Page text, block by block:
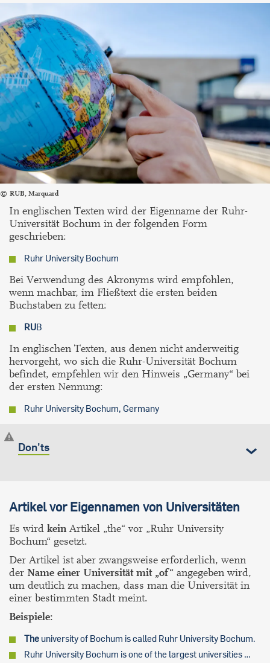
RUB, Marquard
In englischen Texten wird der Eigenname der Ruhr-
Universität Bochum in der folgenden Form
geschrieben:
Ruhr University Bochum
Bei Verwendung des Akronyms wird empfohlen,
wenn machbar, im Fließtext die ersten beiden
Buchstaben zu fetten:
RUB
In englischen Texten, aus denen nicht anderweitig
hervorgeht, wo sich die Ruhr-Universität Bochum
befindet, empfehlen wir den Hinweis „Germany“ bei
der ersten Nennung:
Ruhr University Bochum, Germany
Don'ts
Artikel vor Eigennamen von Universitäten
Es wird kein Artikel „the“ vor „Ruhr University
Bochum“ gesetzt.
Der Artikel ist aber zwangsweise erforderlich, wenn
der Name einer Universität mit „of“ angegeben wird,
um deutlich zu machen, dass man die Universität in
einer bestimmten Stadt meint.
Beispiele:
The university of Bochum is called Ruhr University Bochum.
Ruhr University Bochum is one of the largest universities …